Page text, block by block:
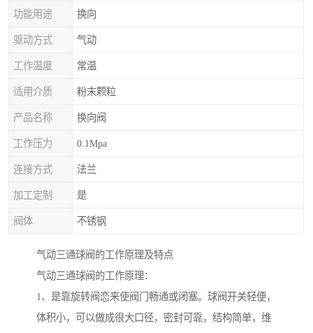
功能用途 换向
驱动方式 气动
工作温度 常温
适用介质 粉末颗粒
产品名称 换向阀
工作压力 0.1Mpa
连接方式 法兰
加工定制 是
阀体 不锈钢
气动三通球阀的工作原理及特点
气动三通球阀的工作原理：
1、是靠旋转阀恋来使阀门畅通或闭塞。球阀开关轻便，
体积小，可以做成很大口径，密封可靠，结构简单，维